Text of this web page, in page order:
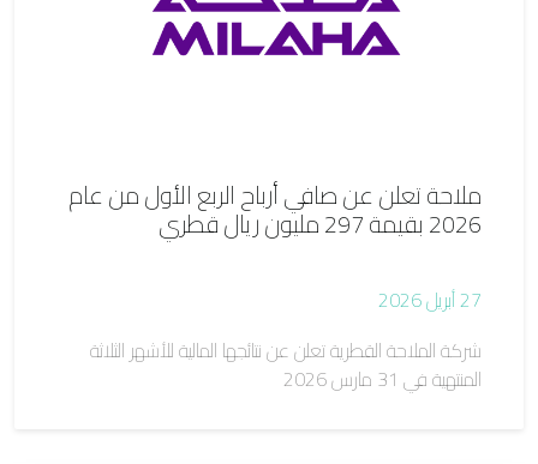
ملاحة تعلن عن صافي أرباح الربع الأول من عام
2026 بقيمة 297 مليون ريال قطري
27 أبريل 2026
شركة الملاحة القطرية تعلن عن نتائجها المالية للأشهر الثلاثة
المنتهية في 31 مارس 2026